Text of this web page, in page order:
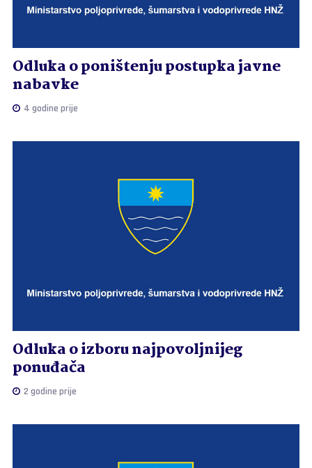
Odluka o poništenju postupka javne
nabavke
4 godine prije
Odluka o izboru najpovoljnijeg
ponuđača
2 godine prije